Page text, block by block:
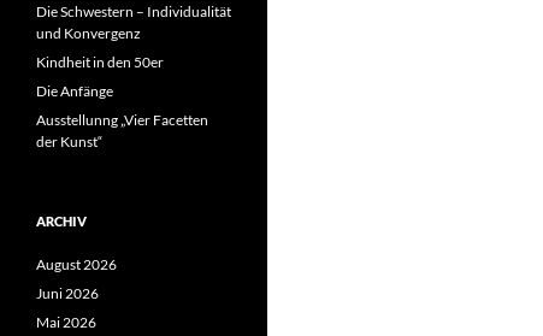
Die Schwestern – Individualität
und Konvergenz
Kindheit in den 50er
Die Anfänge
Ausstellunng „Vier Facetten
der Kunst“
ARCHIV
August 2026
Juni 2026
Mai 2026